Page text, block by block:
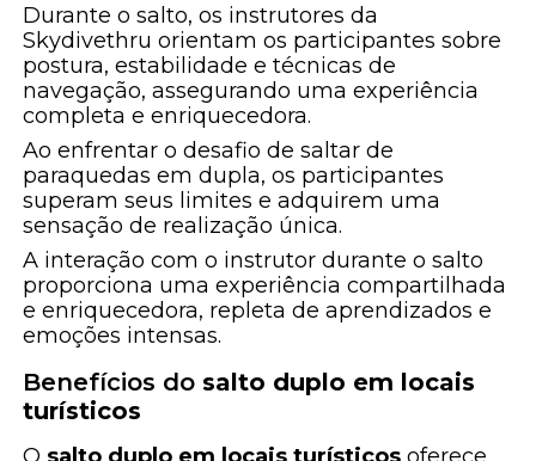
Durante o salto, os instrutores da
Skydivethru orientam os participantes sobre
postura, estabilidade e técnicas de
navegação, assegurando uma experiência
completa e enriquecedora.
Ao enfrentar o desafio de saltar de
paraquedas em dupla, os participantes
superam seus limites e adquirem uma
sensação de realização única.
A interação com o instrutor durante o salto
proporciona uma experiência compartilhada
e enriquecedora, repleta de aprendizados e
emoções intensas.
Benefícios do salto duplo em locais
turísticos